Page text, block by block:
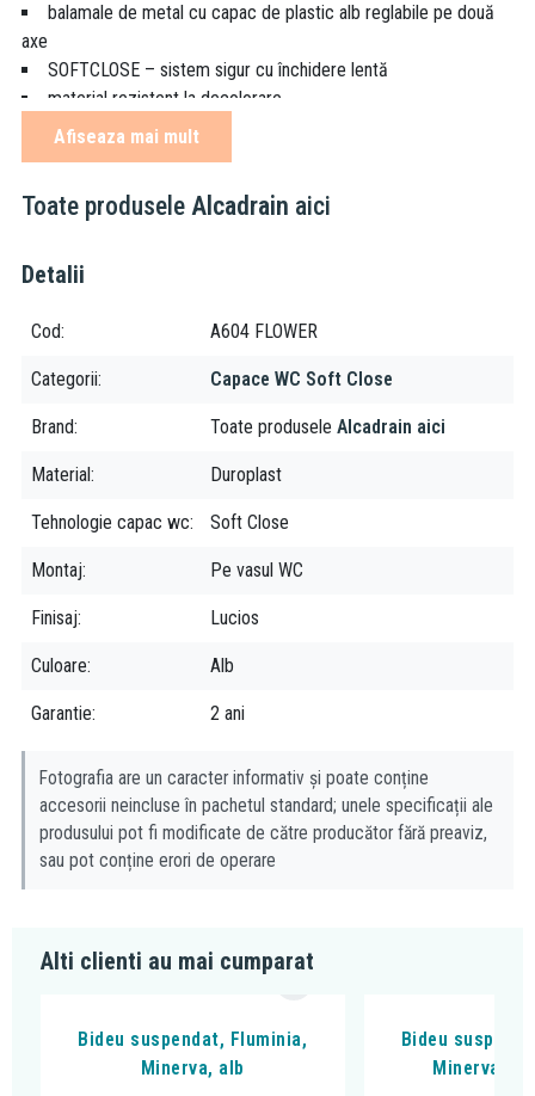
balamale de metal cu capac de plastic alb reglabile pe două
axe
SOFTCLOSE – sistem sigur cu închidere lentă
material rezistent la decolorare
posibilitatea de strângere a balamalei de sus cu ajutorul unei
argint)
Compatibil cu:
Kolo - Rekord, Idol
Villeroy & Boch - O.Novo
Afiseaza mai mult
Toate produsele Alcadrain aici
Detalii
Cod A604 FLOWER
Categorii Capace WC Soft Close
Brand Toate produsele Alcadrain aici
Material Duroplast
Tehnologie capac wc Soft Close
Montaj Pe vasul WC
Finisaj Lucios
Culoare Alb
Garantie 2 ani
Fotografia are un caracter informativ și poate conține
accesorii neincluse în pachetul standard; unele specificații ale
produsului pot fi modificate de către producător fără preaviz,
sau pot conține erori de operare
Alti clienti au mai cumparat
Bideu suspendat, Fluminia,
Minerva, alb
Bideu
Minerva,